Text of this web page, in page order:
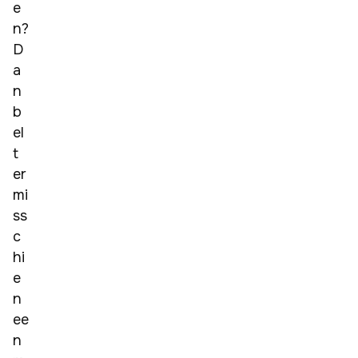
e
n?
D
a
n
b
el
t
er
mi
ss
c
hi
e
n
ee
n